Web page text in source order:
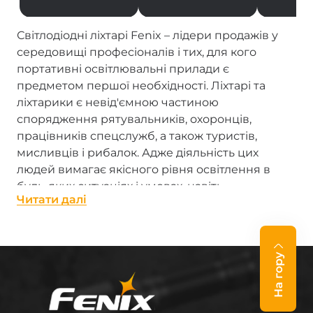
Світлодіодні ліхтарі Fenix – лідери продажів у
середовищі професіоналів і тих, для кого
портативні освітлювальні прилади є
предметом першої необхідності. Ліхтарі та
ліхтарики є невід'ємною частиною
спорядження рятувальників, охоронців,
працівників спецслужб, а також туристів,
мисливців і рибалок. Адже діяльність цих
людей вимагає якісного рівня освітлення в
будь-яких ситуаціях і умовах, навіть
екстремальних.
Ліхтарі виробництва Fenix – справжні «промені
сонця в кишені». Кожен, від надпотужного
професійного ліхтаря з LED до мініатюрного
брелока-ліхтарика, гідно виконує свою роботу.
Ліхтарі Фенікс відрізняються високою
Читати далi
На гору